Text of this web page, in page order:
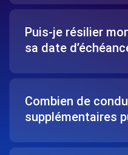
Puis-je résilier
sa date
Combien de
supplémentaires